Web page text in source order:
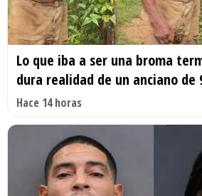
Lo que iba a ser una broma
dura realidad de un anciano de
Hace 14 horas